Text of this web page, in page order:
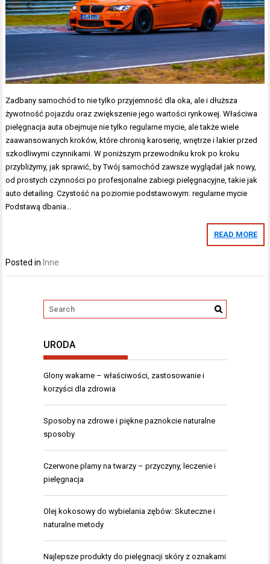
Zadbany samochód to nie tylko przyjemność dla oka, ale i dłuższa
żywotność pojazdu oraz zwiększenie jego wartości rynkowej. Właściwa
pielęgnacja auta obejmuje nie tylko regularne mycie, ale także wiele
zaawansowanych kroków, które chronią karoserię, wnętrze i lakier przed
szkodliwymi czynnikami. W poniższym przewodniku krok po kroku
przybliżymy, jak sprawić, by Twój samochód zawsze wyglądał jak nowy,
od prostych czynności po profesjonalne zabiegi pielęgnacyjne, takie jak
auto detailing. Czystość na poziomie podstawowym: regularne mycie
Podstawą dbania…
READ MORE
Posted in Inne
URODA
Glony wakame – właściwości, zastosowanie i
korzyści dla zdrowia
Sposoby na zdrowe i piękne paznokcie naturalne
sposoby
Czerwone plamy na twarzy – przyczyny, leczenie i
pielęgnacja
Olej kokosowy do wybielania zębów: Skuteczne i
naturalne metody
Najlepsze produkty do pielęgnacji skóry z oznakami